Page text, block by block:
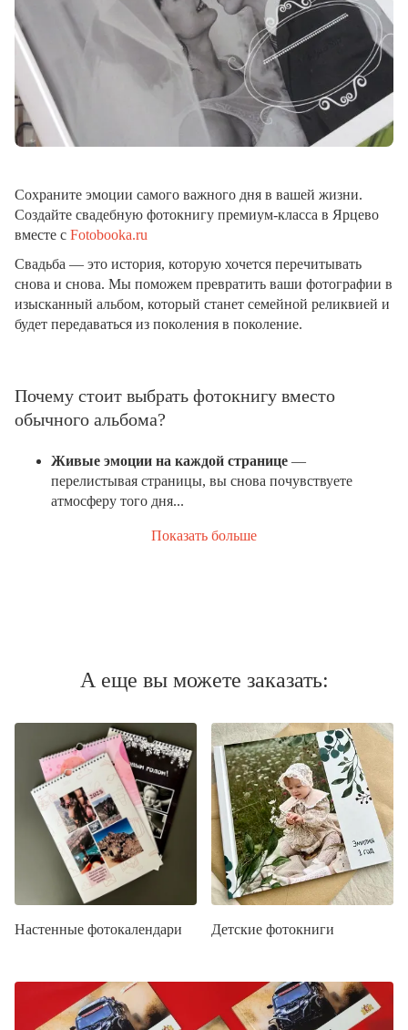
Сохраните эмоции самого важного дня в вашей жизни.
Создайте свадебную фотокнигу премиум-класса в Ярцево
вместе с Fotobooka.ru
Свадьба — это история, которую хочется перечитывать
снова и снова. Мы поможем превратить ваши фотографии в
изысканный альбом, который станет семейной реликвией и
будет передаваться из поколения в поколение.
Почему стоит выбрать фотокнигу вместо
обычного альбома?
Живые эмоции на каждой странице —
перелистывая страницы, вы снова почувствуете
атмосферу того дня...
Показать больше
А еще вы можете заказать:
Настенные фотокалендари Детские фотокниги